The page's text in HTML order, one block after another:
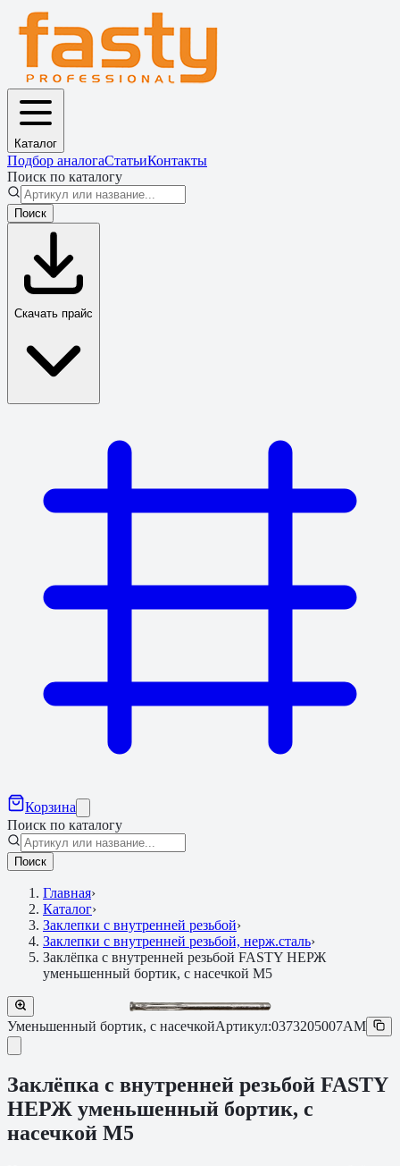
Каталог
Подбор аналогаСтатьиКонтакты
Поиск по каталогу
Поиск
Скачать прайс
Корзина
Поиск по каталогу
Поиск
Главная›
Каталог›
Заклепки с внутренней резьбой›
Заклепки с внутренней резьбой, нерж.сталь›
Заклёпка с внутренней резьбой FASTY НЕРЖ
уменьшенный бортик, с насечкой M5
Уменьшенный бортик, с насечкойАртикул:0373205007AM
Заклёпка с внутренней резьбой FASTY
НЕРЖ уменьшенный бортик, с
насечкой M5